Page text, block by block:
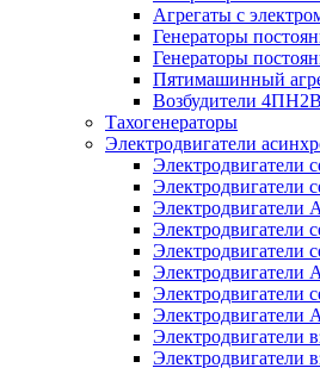
Агрегаты с
Генераторы
Генераторы
Пятимашинный
Возбудители 4ПН2В
Тахогенераторы
Электродвигатели
Электродвигатели
Электродвигатели
Электродвигатели
Электродвигатели
Электродвигатели
Электродвигатели
Электродвигатели
Электродвигатели
Электродвигатели